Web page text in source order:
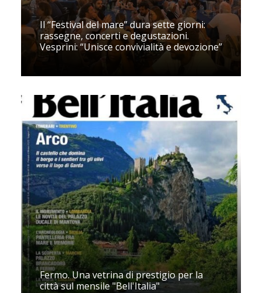
Il “Festival del mare” dura sette giorni:
rassegne, concerti e degustazioni.
Vesprini: “Unisce convivialità e devozione”
Fermo. Una vetrina di prestigio per la
città sul mensile "Bell'Italia"